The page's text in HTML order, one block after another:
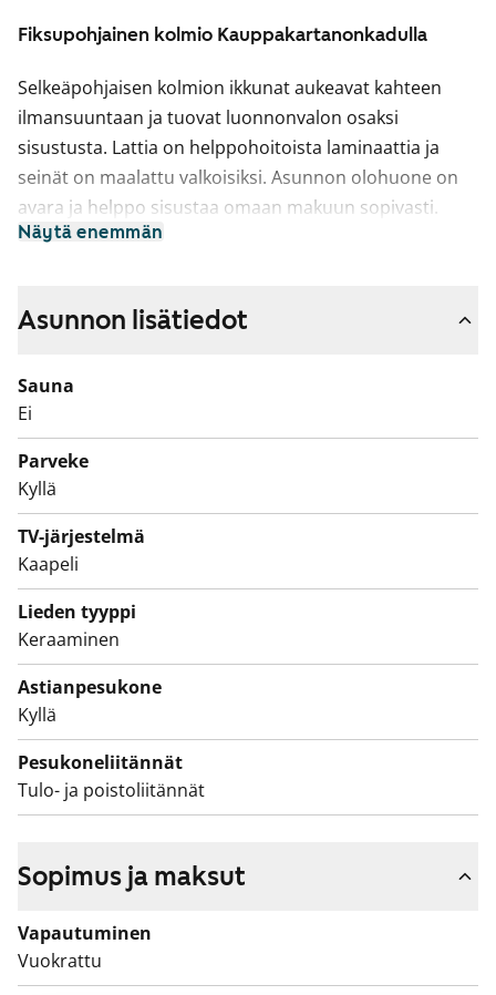
Fiksupohjainen kolmio Kauppakartanonkadulla
Selkeäpohjaisen kolmion ikkunat aukeavat kahteen
ilmansuuntaan ja tuovat luonnonvalon osaksi
sisustusta. Lattia on helppohoitoista laminaattia ja
seinät on maalattu valkoisiksi. Asunnon olohuone on
avara ja helppo sisustaa omaan makuun sopivasti.
Kesällä tila jatkuu parvekkeelle.
ikkunan ääreen. Keittiön kaapistot ovat raikkaan
valkoisella ja työtaso on valkoista laminaattia.
Varustukseen kuuluu astianpesukone, keraaminen
liesi, liesikupu ja jääkaappipakastin. Kodinkoneet ovat
valkoisia.
Kylpyhuoneessa on valkoiset kalusteet.
Pyykinpesukoneelle löytyy oma paikkansa.
Talojen keskellä on avara ja viihtyisä leikki- ja
oleskelupiha.
Kauppakartanonkadun kiinteistöön on suunnitteilla
salaojaremonttia 2025-2026 ja julkisivuremonttia 2026-
2027. Huomaathan, että talossa ei ole hissiä.
Näytä enemmän
Asunnon lisätiedot
Sauna
Ei
Parveke
Kyllä
TV-järjestelmä
Kaapeli
Lieden tyyppi
Keraaminen
Astianpesukone
Kyllä
Pesukoneliitännät
Tulo- ja poistoliitännät
Sopimus ja maksut
Vapautuminen
Vuokrattu